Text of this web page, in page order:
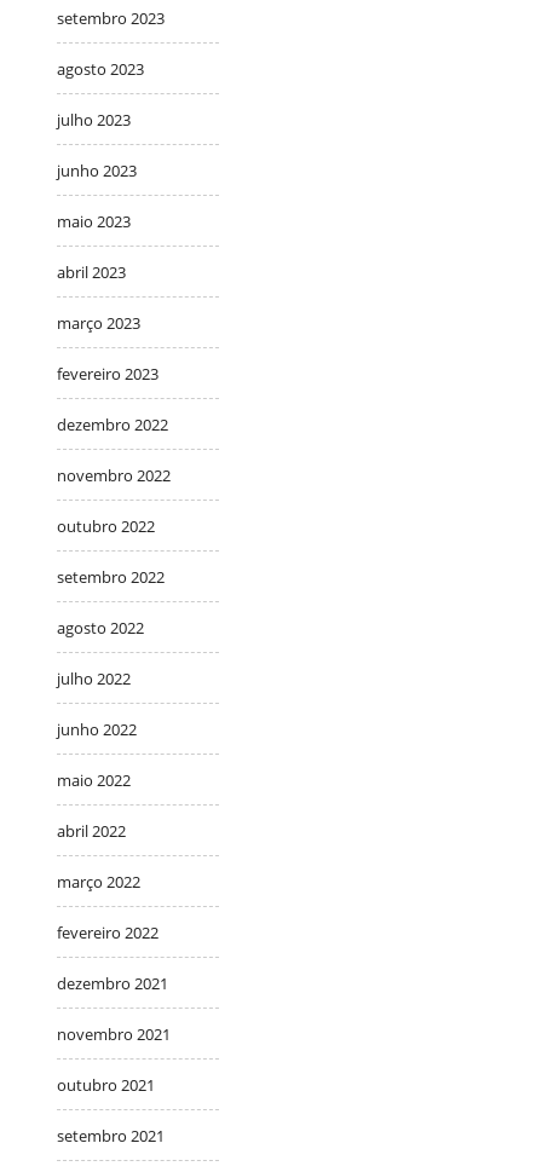
setembro 2023
agosto 2023
julho 2023
junho 2023
maio 2023
abril 2023
março 2023
fevereiro 2023
dezembro 2022
novembro 2022
outubro 2022
setembro 2022
agosto 2022
julho 2022
junho 2022
maio 2022
abril 2022
março 2022
fevereiro 2022
dezembro 2021
novembro 2021
outubro 2021
setembro 2021